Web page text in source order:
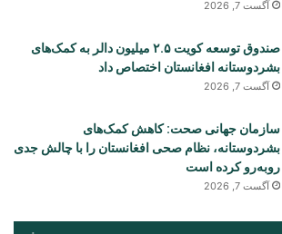
آگست 7, 2026
صندوق توسعه کویت ۲.۵ میلیون دالر به کمک‌های
بشردوستانه افغانستان اختصاص داد
آگست 7, 2026
سازمان جهانی صحت: کاهش کمک‌های
بشردوستانه، نظام صحی افغانستان را با چالش جدی
روبه‌رو کرده است
آگست 7, 2026